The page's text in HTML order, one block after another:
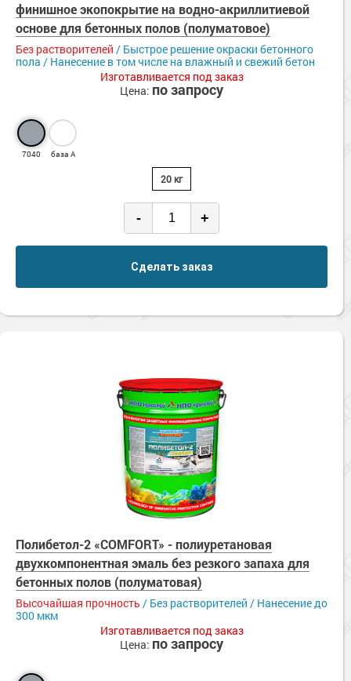
финишное экопокрытие на водно-акриллитиевой
основе для бетонных полов (полуматовое)
Без растворителей / Быстрое решение окраски бетонного
пола / Нанесение в том числе на влажный и свежий бетон
Изготавливается под заказ
Цена: по запросу
7040 база А
20 кг
- +
Сделать заказ
Полибетол-2 «COMFORT» - полиуретановая
двухкомпонентная эмаль без резкого запаха для
бетонных полов (полуматовая)
Высочайшая прочность / Без растворителей / Нанесение до
300 мкм
Изготавливается под заказ
Цена: по запросу